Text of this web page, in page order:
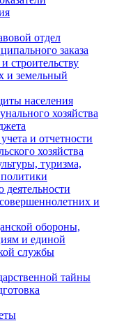
отдел
заказа
строительству
и земельный
населения
хозяйства
и отчетности
хозяйства
туризма,
и
обороны,
и единой
службы
тайны